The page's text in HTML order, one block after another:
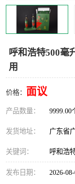
呼和浩特500毫
用
价格： 面议
产品数量： 9999.00
发货地址： 广东省
关键词： 呼和浩
发布日期： 2026-